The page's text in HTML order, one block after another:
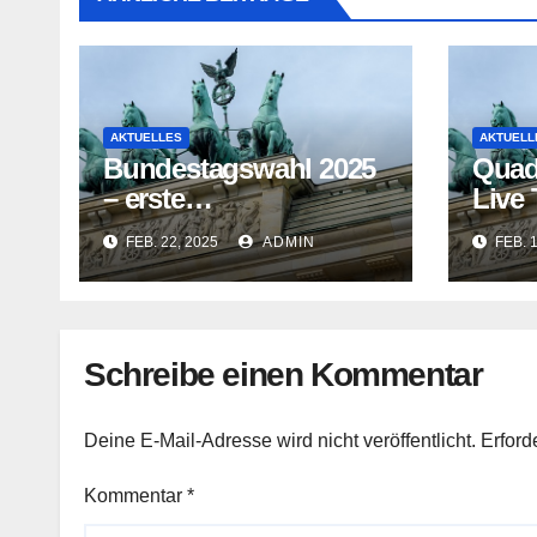
AKTUELLES
Bundestagswahl 2025
– erste
Hochrechnungen und
Prognosen heute
Abend
FEB. 22, 2025 ADMIN
Live
vor
FEB.
Schreibe einen Kommentar
Deine E-Mail-Adresse wird nicht veröffentlicht.
Kommentar *